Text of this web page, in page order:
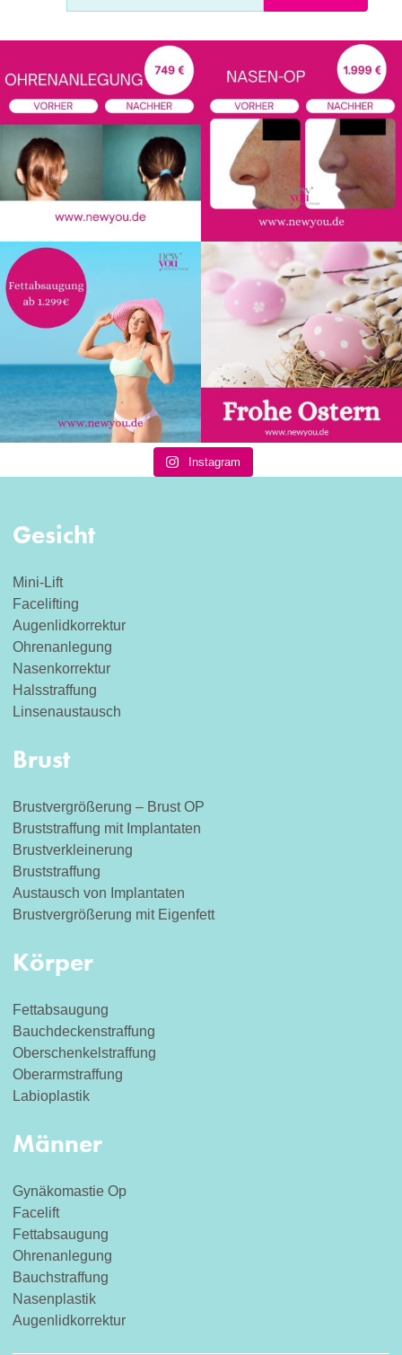
Instagram
Gesicht
Mini-Lift
Facelifting
Augenlidkorrektur
Ohrenanlegung
Nasenkorrektur
Halsstraffung
Linsenaustausch
Brust
Brustvergrößerung – Brust OP
Bruststraffung mit Implantaten
Brustverkleinerung
Bruststraffung
Austausch von Implantaten
Brustvergrößerung mit Eigenfett
Körper
Fettabsaugung
Bauchdeckenstraffung
Oberschenkelstraffung
Oberarmstraffung
Labioplastik
Männer
Gynäkomastie Op
Facelift
Fettabsaugung
Ohrenanlegung
Bauchstraffung
Nasenplastik
Augenlidkorrektur